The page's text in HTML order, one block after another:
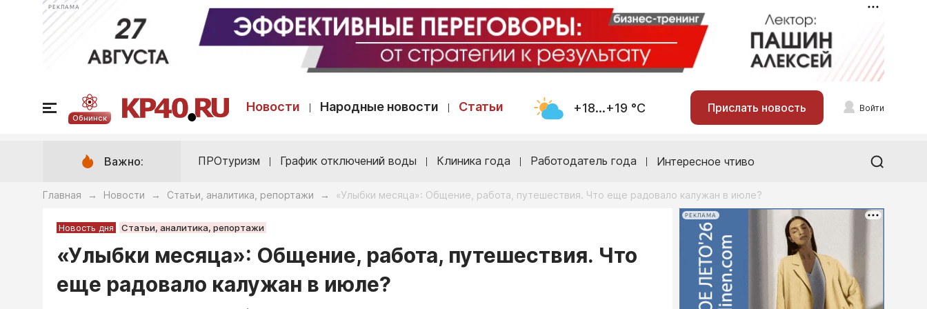
РЕКЛАМА
Обнинск
Новости Народные новости Статьи +18...+19 °С Прислать новость Войти
Важно: ПРОтуризм График отключений воды Клиника года Работодатель года Интересное чтиво
Главная → Новости → Статьи, аналитика, репортажи → «Улыбки месяца»: Общение, работа, путешествия. Что еще радовало калужан в июле?
Новость дня Статьи, аналитика, репортажи
«Улыбки месяца»: Общение, работа, путешествия. Что
еще радовало калужан в июле?
РЕКЛАМА